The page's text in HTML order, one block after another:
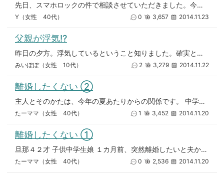
先日、スマホロックの件で相談させていただきました。今度は一歩間違うと一線を越えてしまいそうな旦那の女友達(既婚)との関係
Y（女性 40代） 0 3,657 2014.11.23
父親が浮気!?
昨日の夕方。浮気しているということ知りました。確実とは言えませんが。 父が前までに使ってた携帯をいじっていたら、写真が出
みいぽぽ（女性 10代） 2 3,279 2014.11.22
離婚したくない ②
主人とそのかたは、今年の夏あたりからの関係です。 中学生の娘もいますし、私も夫に対する態度を反省して、夫には、いつでも戻
たーママ（女性 40代） 1 3,452 2014.11.20
離婚したくない ①
旦那４２才 子供中学生娘 １カ月前、突然離婚したいと夫からいわれました。私も夫の行動が怪しいと思ってたところでした。夫本
たーママ（女性 40代） 0 2,536 2014.11.20